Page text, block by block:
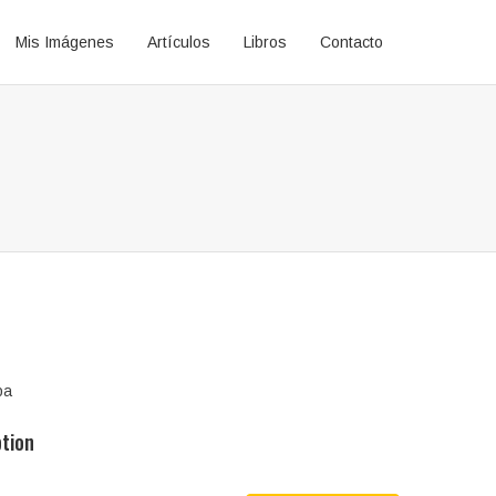
Mis Imágenes Artículos Libros Contacto